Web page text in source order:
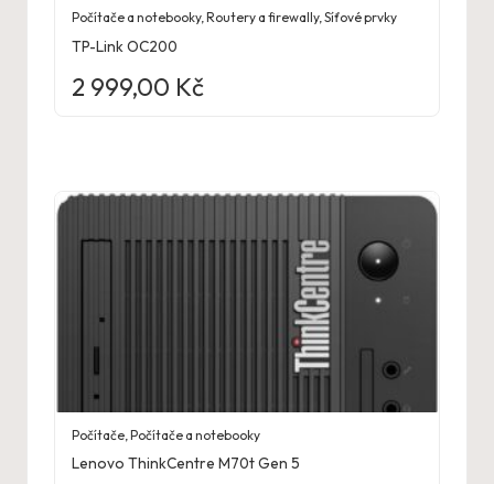
Počítače a notebooky,Routery a firewally,Síťové prvky
TP-Link OC200
2 999,00 Kč
Počítače ,Počítače a notebooky
Lenovo ThinkCentre M70t Gen 5